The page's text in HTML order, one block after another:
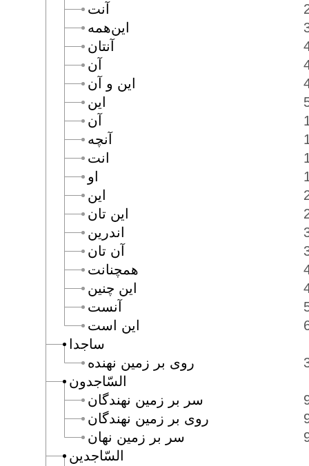
ساجدا
السّاجدون
السّاجدين
آنت
اين‌همه
آنتان
آن
اين و آن
اين
آن
آنچه
انت
او
اين
اين تان
اندرين
آن تان
همچنانت
اين چنين
آنست
اين است
روى بر زمين نهنده
سر بر زمين نهندگان
روى بر زمين نهندگان
سر بر زمين نهان